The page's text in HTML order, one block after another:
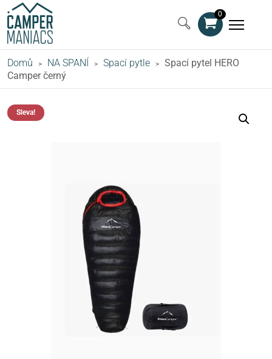
0
Domů > NA SPANÍ > Spací pytle >
Spací pytel HERO
Camper černý
Sleva!